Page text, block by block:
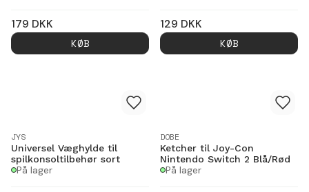
179 DKK
KØB
129 DKK
KØB
JYS
Universel Væghylde til
spilkonsoltilbehør sort
På lager
DOBE
Ketcher til Joy-Con
Nintendo Switch 2 Blå/Rød
På lager